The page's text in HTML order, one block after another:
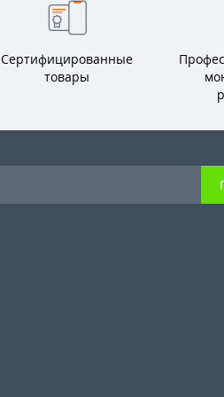
Сертифицированные
товары